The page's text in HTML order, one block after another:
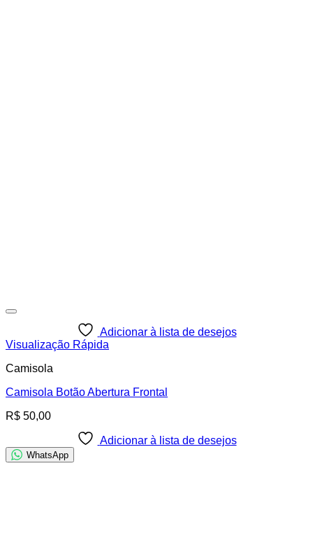
Adicionar à lista de desejos
Visualização Rápida
Camisola
Camisola Botão Abertura Frontal
R$ 50,00
Adicionar à lista de desejos
WhatsApp